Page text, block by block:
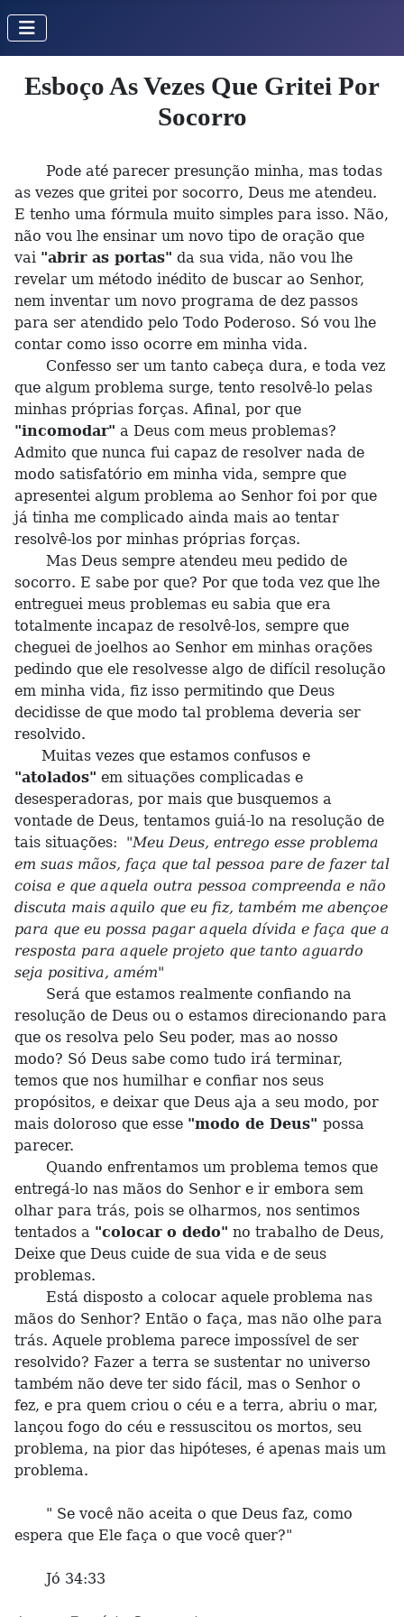
Esboço As Vezes Que Gritei Por
Socorro
Pode até parecer presunção minha, mas todas
as vezes que gritei por socorro, Deus me atendeu.
E tenho uma fórmula muito simples para isso. Não,
não vou lhe ensinar um novo tipo de oração que
vai "abrir as portas" da sua vida, não vou lhe
revelar um método inédito de buscar ao Senhor,
nem inventar um novo programa de dez passos
para ser atendido pelo Todo Poderoso. Só vou lhe
contar como isso ocorre em minha vida.
Confesso ser um tanto cabeça dura, e toda vez
que algum problema surge, tento resolvê-lo pelas
minhas próprias forças. Afinal, por que
"incomodar" a Deus com meus problemas?
Admito que nunca fui capaz de resolver nada de
modo satisfatório em minha vida, sempre que
apresentei algum problema ao Senhor foi por que
já tinha me complicado ainda mais ao tentar
resolvê-los por minhas próprias forças.
Mas Deus sempre atendeu meu pedido de
socorro. E sabe por que? Por que toda vez que lhe
entreguei meus problemas eu sabia que era
totalmente incapaz de resolvê-los, sempre que
cheguei de joelhos ao Senhor em minhas orações
pedindo que ele resolvesse algo de difícil resolução
em minha vida, fiz isso permitindo que Deus
decidisse de que modo tal problema deveria ser
resolvido.
Muitas vezes que estamos confusos e
"atolados" em situações complicadas e
desesperadoras, por mais que busquemos a
vontade de Deus, tentamos guiá-lo na resolução de
tais situações:
"Meu Deus, entrego esse problema
em suas mãos, faça que tal pessoa pare de fazer tal
coisa e que aquela outra pessoa compreenda e não
discuta mais aquilo que eu fiz, também me abençoe
para que eu possa pagar aquela dívida e faça que a
resposta para aquele projeto que tanto aguardo
seja positiva, amém"
Será que estamos realmente confiando na
resolução de Deus ou o estamos direcionando para
que os resolva pelo Seu poder, mas ao nosso
modo? Só Deus sabe como tudo irá terminar,
temos que nos humilhar e confiar nos seus
propósitos, e deixar que Deus aja a seu modo, por
mais doloroso que esse "modo de Deus" possa
parecer.
Quando enfrentamos um problema temos que
entregá-lo nas mãos do Senhor e ir embora sem
olhar para trás, pois se olharmos, nos sentimos
tentados a "colocar o dedo" no trabalho de Deus,
Deixe que Deus cuide de sua vida e de seus
problemas.
Está disposto a colocar aquele problema nas
mãos do Senhor? Então o faça, mas não olhe para
trás. Aquele problema parece impossível de ser
resolvido? Fazer a terra se sustentar no universo
também não deve ter sido fácil, mas o Senhor o
fez, e pra quem criou o céu e a terra, abriu o mar,
lançou fogo do céu e ressuscitou os mortos, seu
problema, na pior das hipóteses, é apenas mais um
problema.
" Se você não aceita o que Deus faz, como
espera que Ele faça o que você quer?"
Jó 34:33